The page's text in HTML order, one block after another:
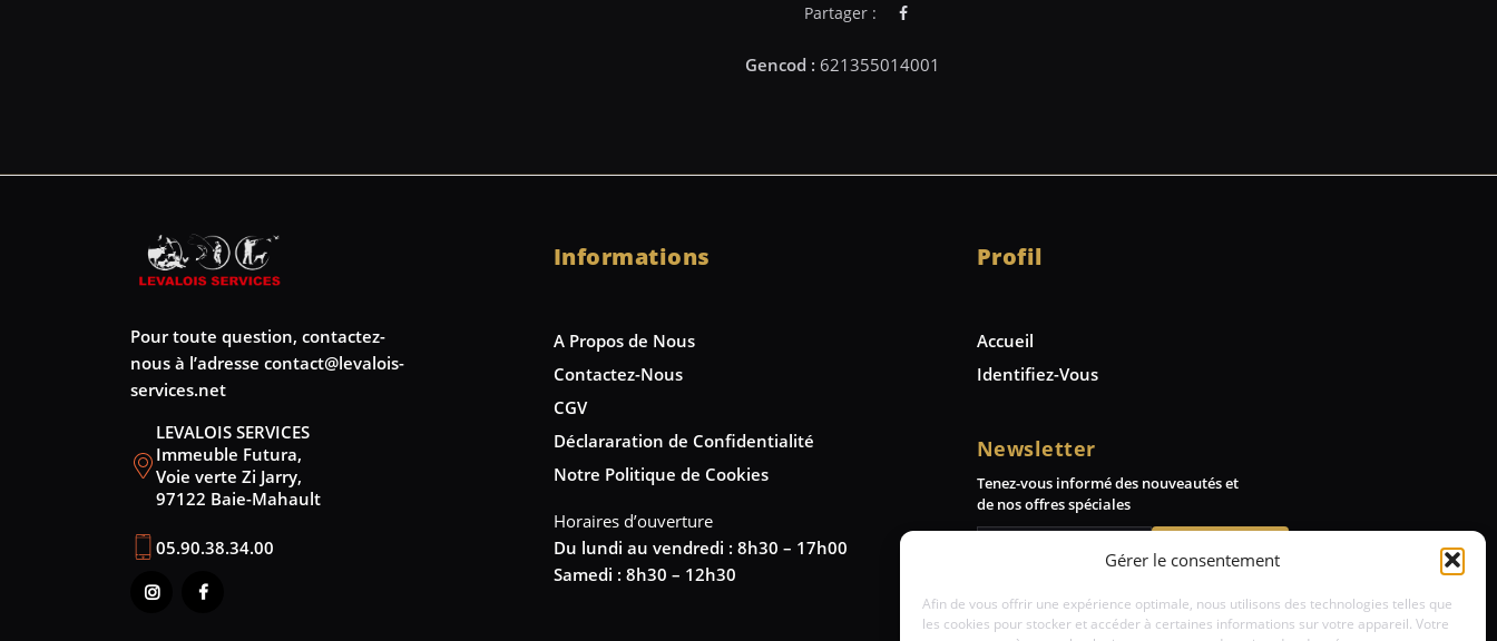
Gérer le consentement
Afin de vous offrir une expérience optimale, nous utilisons des technologies telles que
les cookies pour stocker et accéder à certaines informations sur votre appareil. Votre
Partager :
Pour toute question, contactez-
nous à l’adresse contact@levalois-
services.net
LEVALOIS SERVICES
Immeuble Futura,
Voie verte Zi Jarry,
97122 Baie-Mahault
05.90.38.34.00
Informations
A Propos de Nous
Contactez-Nous
CGV
Déclararation de Confidentialité
Notre Politique de Cookies
Horaires d’ouverture
Du lundi au vendredi : 8h30 – 17h00
Samedi : 8h30 – 12h30
Profil
Accueil
Identifiez-Vous
Newsletter
Tenez-vous informé des nouveautés et
de nos offres spéciales